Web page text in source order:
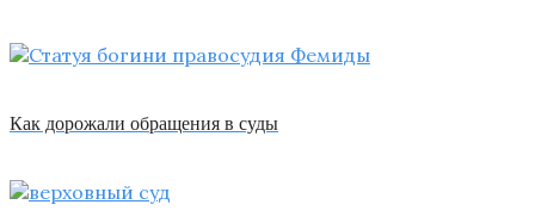
Как дорожали обращения в суды